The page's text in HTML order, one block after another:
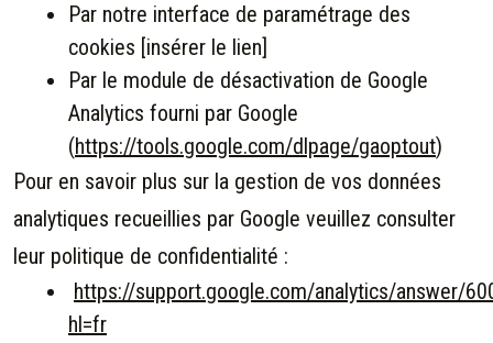
Par notre interface de paramétrage des
cookies [insérer le lien]
Par le module de désactivation de Google
Analytics fourni par Google
(https://tools.google.com/dlpage/gaoptout)
Pour en savoir plus sur la gestion de vos données
analytiques recueillies par Google veuillez consulter
leur politique de confidentialité :
https://support.google.com/analytics/answer/
hl=fr